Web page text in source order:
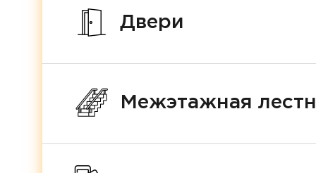
Двери
Межэтажная